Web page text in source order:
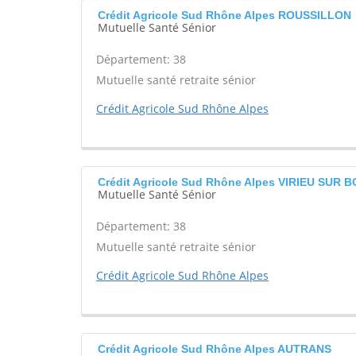
Crédit Agricole Sud Rhône Alpes ROUSSILLON
Mutuelle Santé Sénior
Département: 38
Mutuelle santé retraite sénior
Crédit Agricole Sud Rhône Alpes
Crédit Agricole Sud Rhône Alpes VIRIEU SUR
Mutuelle Santé Sénior
Département: 38
Mutuelle santé retraite sénior
Crédit Agricole Sud Rhône Alpes
Crédit Agricole Sud Rhône Alpes AUTRANS